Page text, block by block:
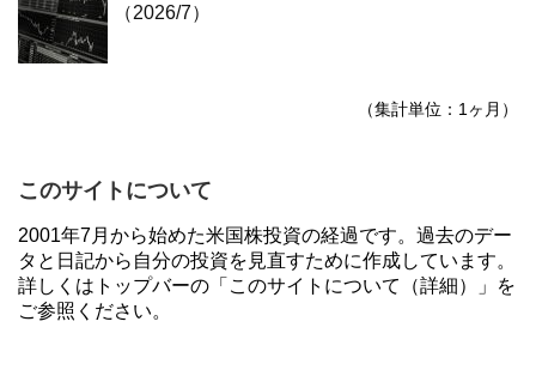
（2026/7）
（集計単位：1ヶ月）
このサイトについて
2001年7月から始めた米国株投資の経過です。過去のデー
タと日記から自分の投資を見直すために作成しています。
詳しくはトップバーの「このサイトについて（詳細）」を
ご参照ください。